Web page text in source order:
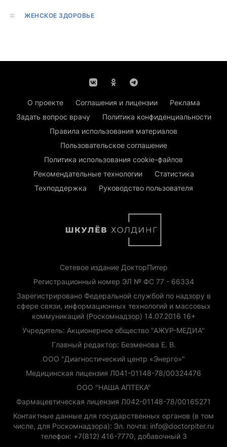
ЖЕНСКОЕ ЗДОРОВЬЕ
О проекте Соглашения и лицензии
Реклама
Задать вопрос врачу
Политика конфиденциальности
Правила использования материалов
Пользовательское соглашение
Политика использования cookie-файлов
Рекомендательные технологии
Статистика
Техподдержка
Руководство пользователя
Сетевое издание ДокторПитер
Регистрационный номер ЭЛ № ФС 77 - 66334
Зарегистрировано Федеральной службой по надзору в
сфере связи, информационных технологий и массовых
коммуникаций (Роскомнадзор) 14.07.2016 16+
Учредитель: Акционерное общество "АЖУР-МЕДИА"
Главный редактор: Безменова Е. В.
ООО "Диагностический центр «Энерго»"
Медицинская лицензия Л041-01148-78/00324476
ООО "НАША АПТЕКА"
Фармацевтическая лицензия Л042-01148-78/00165271
Контактные данные для государственных органов (в том
числе, для Роскомнадзора): Эл. почта: info@doctorpiter.ru
телефон: +7(812) 416-7770, добавочный 3